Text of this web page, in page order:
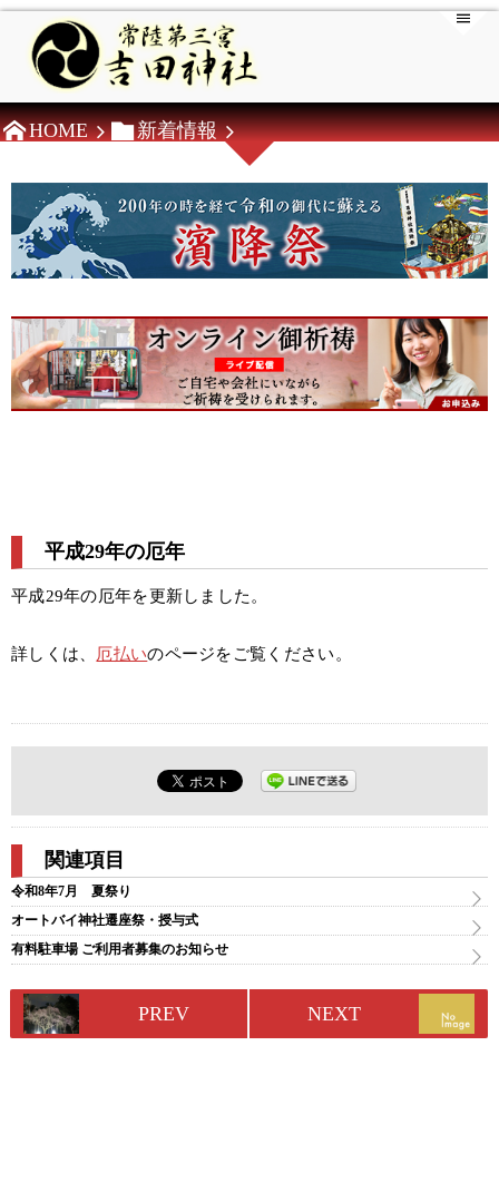
HOME 新着情報
平成29年の厄年
平成29年の厄年を更新しました。
詳しくは、 厄払いのページをご覧ください。
関連項目
令和8年7月 夏祭り
オートバイ神社遷座祭・授与式
有料駐車場 ご利用者募集のお知らせ
PREV NEXT